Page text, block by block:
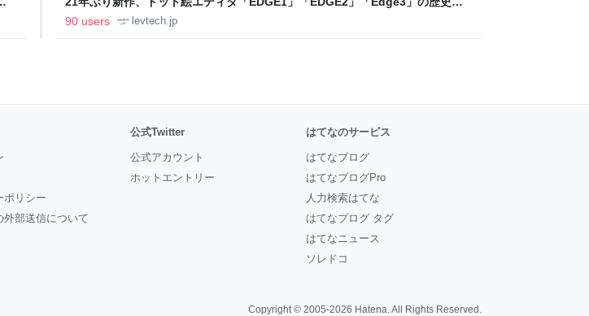
ついて作者に聞く【フォーカス】 - レバテックLAB
90 users levtech.jp
ポリシー
外部送信について
公式Twitter
公式アカウント
ホットエントリー
はてなのサービス
はてなブログ
はてなブログPro
人力検索はてな
はてなブログ タグ
はてなニュース
ソレドコ
Copyright © 2005-2026 Hatena. All Rights Reserved.